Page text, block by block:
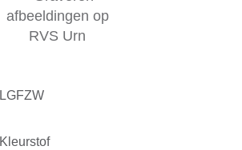
LGFZW
Kleurstof